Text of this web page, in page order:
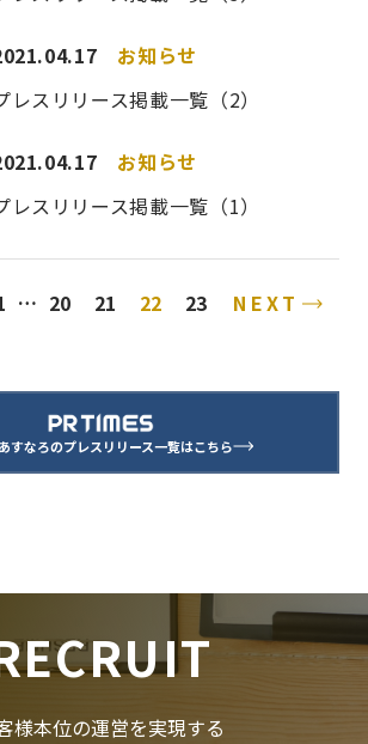
お知らせ
レスリリース掲載一覧（2）
お知らせ
レスリリース掲載一覧（1）
… 20 21 22 23 NEXT
すなろのプレスリリース一覧はこちら
様本位の運営を実現する